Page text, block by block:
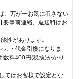
、万が一お気に召さない
要事前連絡、返送料はお
性があります。
・代金引換になりま
数料400円(税抜)かかり
てはお客様で設定とな